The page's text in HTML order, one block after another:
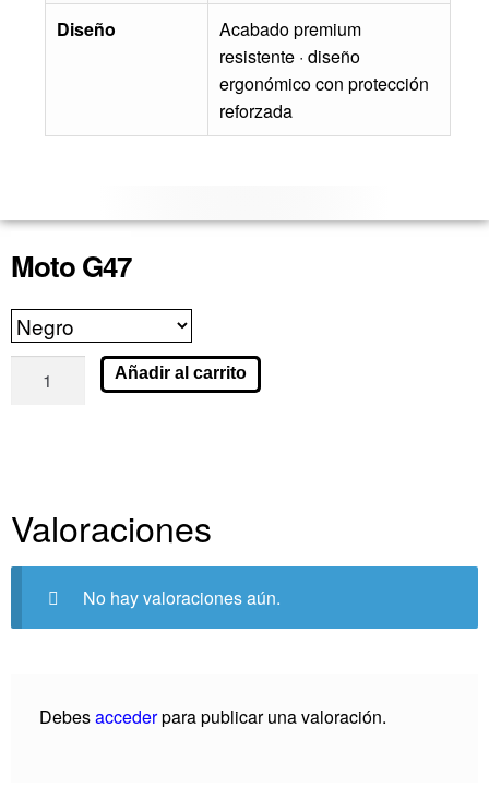
Diseño
Acabado premium
resistente · diseño
ergonómico con protección
reforzada
Moto G47
Añadir al carrito
Valoraciones
No hay valoraciones aún.
Debesaccederpara publicar una valoración.